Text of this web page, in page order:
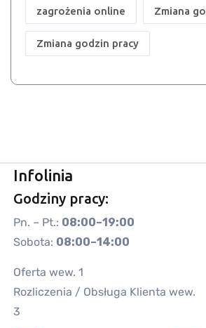
zagrożenia online Zmiana
Zmiana godzin pracy
Infolinia
Godziny pracy:
Pn. – Pt.: 08:00–19:00
Sobota: 08:00–14:00
Oferta wew. 1
Rozliczenia / Obsługa Klienta wew.
3